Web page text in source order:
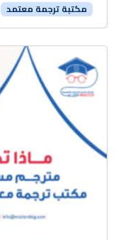
مكتبة ترجمة معتمد